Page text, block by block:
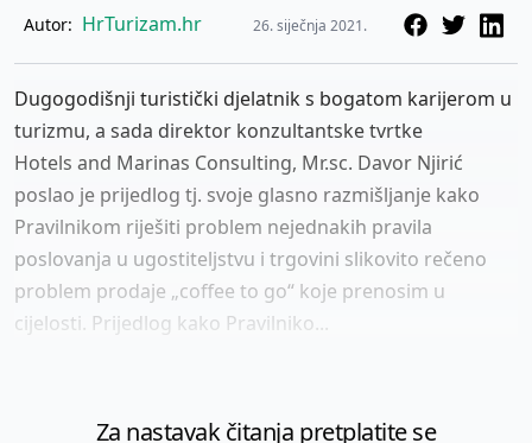
Autor: HrTurizam.hr 26. siječnja 2021.
Dugogodišnji turistički djelatnik s bogatom karijerom u
turizmu, a sada direktor konzultantske tvrtke
Hotels and Marinas Consulting, Mr.sc. Davor Njirić
poslao je prijedlog tj. svoje glasno razmišljanje kako
Pravilnikom riješiti problem nejednakih pravila
poslovanja u ugostiteljstvu i trgovini slikovito rečeno
problem prodaje „coffee to go“ koje prenosim u
cijelosti. Prijedlog kako Pravilniko...
Za nastavak čitanja pretplatite se